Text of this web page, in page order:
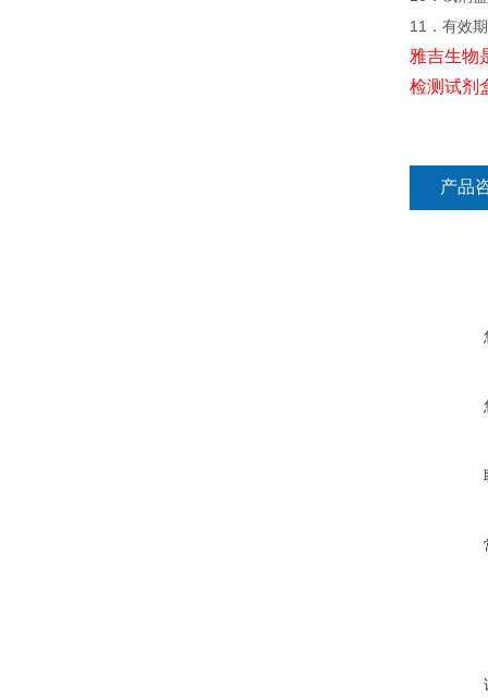
11．有效
雅吉生物
检测试剂
产品